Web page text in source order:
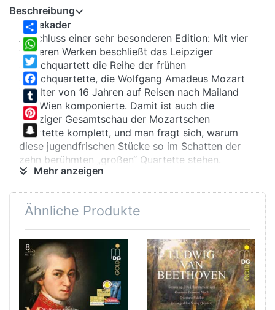
Share
WhatsApp
Twitter
Facebook
Tumblr
Pinterest
Snapchat
Beschreibung
Reisekader
Abschluss einer sehr besonderen Edition: Mit vier
weiteren Werken beschließt das Leipziger
Streichquartett die Reihe der frühen
Streichquartette, die Wolfgang Amadeus Mozart
im Alter von 16 Jahren auf Reisen nach Mailand
und Wien komponierte. Damit ist auch die
Leipziger Gesamtschau der Mozartschen
Quartette komplett, und man fragt sich, warum
diese jugendfrischen Stücke so im Schatten der
zehn berühmten „großen“ Quartette stehen.
Bilderstürmer
Denn mit jugendlicher Unbekümmertheit geht der
Salzburger Enge entronnen, saugt er begierig auf,
was gerade angesagt ist: In Mailand wird die
dreisätzige italienische Sinfonia zum Vorbild, in
Wien ist es die viersätzige Sonate der
beginnenden Wiener Klassik. Und Mozart belässt
es nicht bei der gekonnten Stilkopie: Einfallsreich
Mehr anzeigen
Ähnliche Produkte